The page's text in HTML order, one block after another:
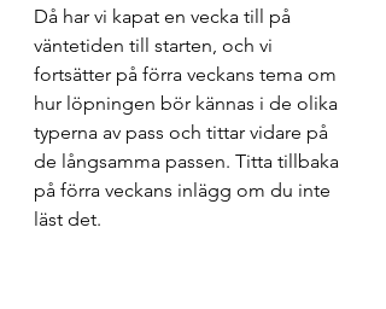
Då har vi kapat en vecka till på
väntetiden till starten, och vi
fortsätter på förra veckans tema om
hur löpningen bör kännas i de olika
typerna av pass och tittar vidare på
de långsamma passen. Titta tillbaka
på förra veckans inlägg om du inte
läst det.